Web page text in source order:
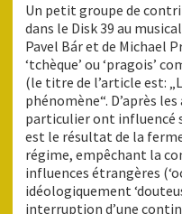
Un petit groupe de
dans le Disk 39 au
Pavel Bár et de Michael
‘tchèque’ ou ‘pragois’
(le titre de l’article est:
phénomène“. D’après
particulier ont influencé
est le résultat de la
régime, empêchant la
influences étrangères
idéologiquement
interruption d’une